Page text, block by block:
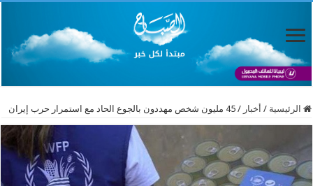
الرئيسية / أخبار / 45 مليون شخص مهددون بالجوع الحاد مع استمرار حرب إيران